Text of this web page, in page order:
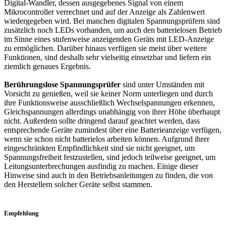
Digital-Wandler, dessen ausgegebenes Signal von einem
Mikrocontroller verrechnet und auf der Anzeige als Zahlenwert
wiedergegeben wird. Bei manchen digitalen Spannungsprüfern sind
zusätzlich noch LEDs vorhanden, um auch den batterielosen Betrieb
im Sinne eines stufenweise anzeigenden Geräts mit LED-Anzeige
zu ermöglichen. Darüber hinaus verfügen sie meist über weitere
Funktionen, sind deshalb sehr vielseitig einsetzbar und liefern ein
ziemlich genaues Ergebnis.
Berührungslose Spannungsprüfer sind unter Umständen mit
Vorsicht zu genießen, weil sie keiner Norm unterliegen und durch
ihre Funktionsweise ausschließlich Wechselspannungen erkennen,
Gleichspannungen allerdings unabhängig von ihrer Höhe überhaupt
nicht. Außerdem sollte dringend darauf geachtet werden, dass
entsprechende Geräte zumindest über eine Batterieanzeige verfügen,
wenn sie schon nicht batterielos arbeiten können. Aufgrund ihrer
eingeschränkten Empfindlichkeit sind sie nicht geeignet, um
Spannungsfreiheit festzustellen, sind jedoch teilweise geeignet, um
Leitungsunterbrechungen ausfindig zu machen. Einige dieser
Hinweise sind auch in den Betriebsanleitungen zu finden, die von
den Herstellern solcher Geräte selbst stammen.
Empfehlung